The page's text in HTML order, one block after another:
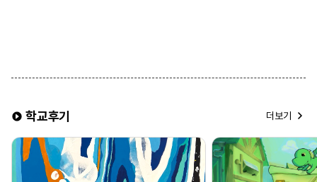
학교후기 더보기